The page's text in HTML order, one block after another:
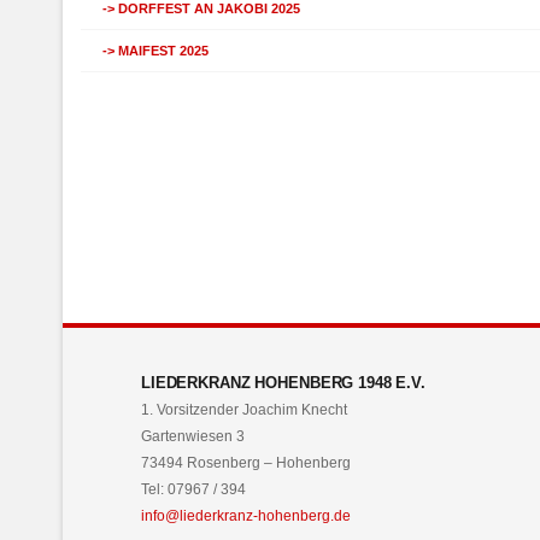
DORFFEST AN JAKOBI 2025
MAIFEST 2025
LIEDERKRANZ HOHENBERG 1948 E.V.
1. Vorsitzender Joachim Knecht
Gartenwiesen 3
73494 Rosenberg – Hohenberg
Tel: 07967 / 394
info@liederkranz-hohenberg.de